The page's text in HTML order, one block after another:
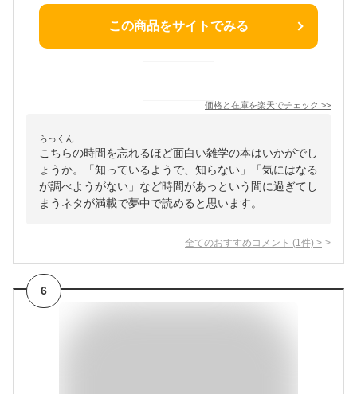
この商品をサイトでみる
価格と在庫を楽天でチェック >>
らっくん
こちらの時間を忘れるほど面白い雑学の本はいかがでし
ょうか。「知っているようで、知らない」「気にはなる
が調べようがない」など時間があっという間に過ぎてし
まうネタが満載で夢中で読めると思います。
全てのおすすめコメント (1 件) >
6